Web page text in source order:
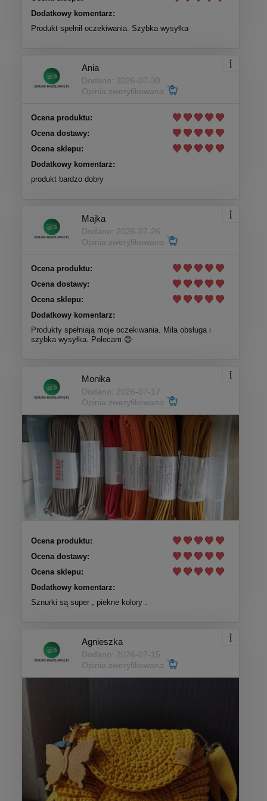
Dodatkowy komentarz:
Produkt spełnił oczekiwania. Szybka wysyłka
Ania
Dodano: 2026-07-30
Opinia zweryfikowana
Ocena produktu:
Ocena dostawy:
Ocena sklepu:
Dodatkowy komentarz:
produkt bardzo dobry
Majka
Dodano: 2026-07-26
Opinia zweryfikowana
Ocena produktu:
Ocena dostawy:
Ocena sklepu:
Dodatkowy komentarz:
Produkty spełniają moje oczekiwania. Miła obsługa i
szybka wysyłka. Polecam 😊
Monika
Dodano: 2026-07-17
Opinia zweryfikowana
Ocena produktu:
Ocena dostawy:
Ocena sklepu:
Dodatkowy komentarz:
Sznurki są super , piekne kolory .
Agnieszka
Dodano: 2026-07-15
Opinia zweryfikowana